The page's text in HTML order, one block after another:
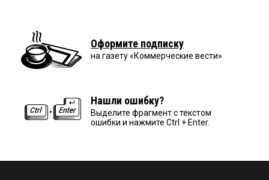
Оформите подписку
на газету «Коммерческие вести»
Нашли ошибку?
Выделите фрагмент с текстом
ошибки и нажмите Ctrl + Enter.